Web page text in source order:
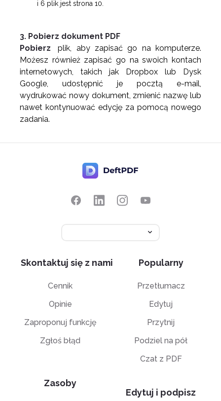
i 6 plik jest strona 10.
3. Pobierz dokument PDF
Pobierz
plik, aby zapisać go na komputerze.
Możesz również zapisać go na swoich kontach
internetowych, takich jak Dropbox lub Dysk
Google, udostępnić je pocztą e-mail,
wydrukować nowy dokument, zmienić nazwę lub
nawet kontynuować edycję za pomocą nowego
zadania.
Skontaktuj się z nami
Cennik
Opinie
Zaproponuj funkcję
Zgłoś błąd
Zasoby
Popularny
Przetłumacz
Edytuj
Przytnij
Podziel na pół
Czat z PDF
Edytuj i podpisz